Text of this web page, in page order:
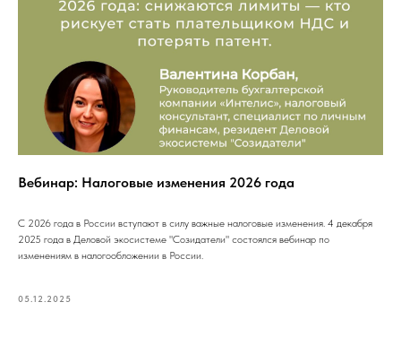
Вебинар: Налоговые изменения 2026 года
С 2026 года в России вступают в силу важные налоговые изменения. 4 декабря
2025 года в Деловой экосистеме "Созидатели" состоялся вебинар по
изменениям в налогообложении в России.
05.12.2025